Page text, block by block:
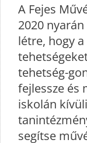
A Fejes
2020
létre, hogy
tehetség-
fejlessze és
iskolán
segítse